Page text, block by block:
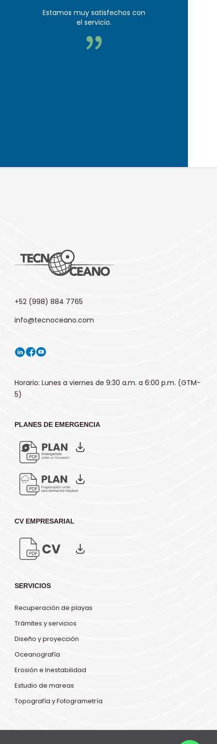
Estamos muy satisfechos con
el servicio.
+52 (998) 884 7765
info@tecnoceano.com
Horario: Lunes a viernes de 9:30 a.m. a 6:00 p.m. (GTM-
5)
PLANES DE EMERGENCIA
CV EMPRESARIAL
SERVICIOS
Recuperación de playas
Trámites y servicios
Diseño y proyección
Oceanografía
Erosión e Inestabilidad
Estudio de mareas
Topografía y Fotogrametría